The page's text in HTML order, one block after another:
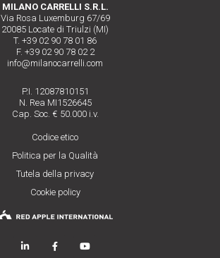
MILANO CARRELLI S.R.L.
Via Rosa Luxemburg 67/69
20085 Locate di Triulzi (MI)
T. +39 02 90 78 01 86
F. +39 02 90 78 02 2
info@milanocarrelli.com
P.I. 12087810151
N. Rea MI1526645
Cap. Soc. € 50.000 i.v.
Codice etico
Politica per la Qualità
Tutela della privacy
Cookie policy